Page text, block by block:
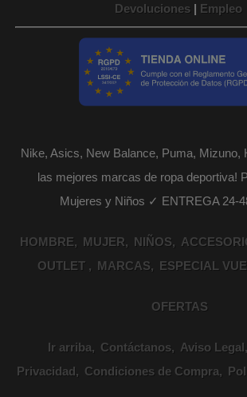
Devoluciones | Empleo
Nike, Asics, New Balance, Puma, Mizuno,
las mejores marcas de ropa deportiva!
Mujeres y Niños ✓ ENTREGA 24-
HOMBRE MUJER NIÑOS
OUTLET
MARCAS ESPECIAL
OFERTAS
Ir arriba Contáctanos Aviso Legal
Privacidad
Condiciones de Compra